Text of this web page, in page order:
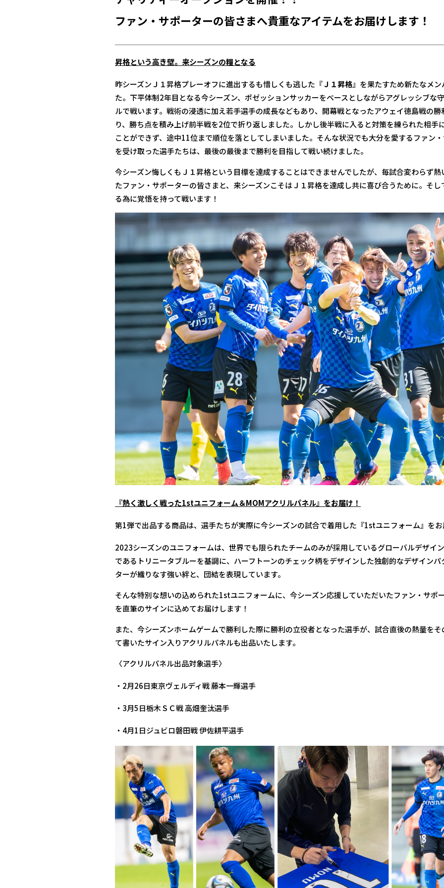
ファン・サポーターの皆さまへ貴重なアイテムをお届けします！
昇格という高き壁。来シーズンの糧となる
昨シーズンＪ１昇格プレーオフに進出するも惜しくも逃した『Ｊ１昇格』を果たすため新たなメ
た。下平体制2年目となる今シーズン、ポゼッションサッカーをベースとしながらアグレッシブな
ルで戦います。戦術の浸透に加え若手選手の成長などもあり、開幕戦となったアウェイ徳島戦の
り、勝ち点を積み上げ前半戦を2位で折り返しました。しかし後半戦に入ると対策を練られた相手
ことができず、途中11位まで順位を落としてしまいました。そんな状況でも大分を愛するファン
を受け取った選手たちは、最後の最後まで勝利を目指して戦い続けました。
今シーズン悔しくもＪ１昇格という目標を達成することはできませんでしたが、毎試合変わらず
たファン・サポーターの皆さまと、来シーズンこそはＪ１昇格を達成し共に喜び合うために。そ
る為に覚悟を持って戦います！
『熱く激しく戦った1stユニフォーム＆MOMアクリルパネル』をお届け！
第1弾で出品する商品は、選手たちが実際に今シーズンの試合で着用した『1stユニフォーム』を
2023シーズンのユニフォームは、世界でも限られたチームのみが採用しているグローバルデザイ
であるトリニータブルーを基調に、ハーフトーンのチェック柄をデザインした独創的なデザイン
ターが織りなす強い絆と、団結を表現しています。
そんな特別な想いの込められた1stユニフォームに、今シーズン応援していただいたファン・サポ
を直筆のサインに込めてお届けします！
また、今シーズンホームゲームで勝利した際に勝利の立役者となった選手が、試合直後の熱量を
て書いたサイン入りアクリルパネルも出品いたします。
〈アクリルパネル出品対象選手〉
・2月26日東京ヴェルディ戦 藤本一輝選手
・3月5日栃木ＳＣ戦 高畑奎汰選手
・4月1日ジュビロ磐田戦 伊佐耕平選手